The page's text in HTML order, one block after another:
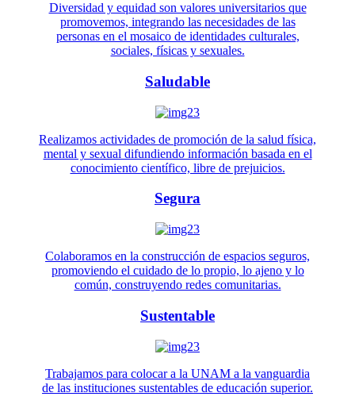
Diversidad y equidad son valores universitarios que
promovemos, integrando las necesidades de las
personas en el mosaico de identidades culturales,
sociales, físicas y sexuales.
Saludable
Realizamos actividades de promoción de la salud física,
mental y sexual difundiendo información basada en el
conocimiento científico, libre de prejuicios.
Segura
Colaboramos en la construcción de espacios seguros,
promoviendo el cuidado de lo propio, lo ajeno y lo
común, construyendo redes comunitarias.
Sustentable
Trabajamos para colocar a la UNAM a la vanguardia
de las instituciones sustentables de educación superior.